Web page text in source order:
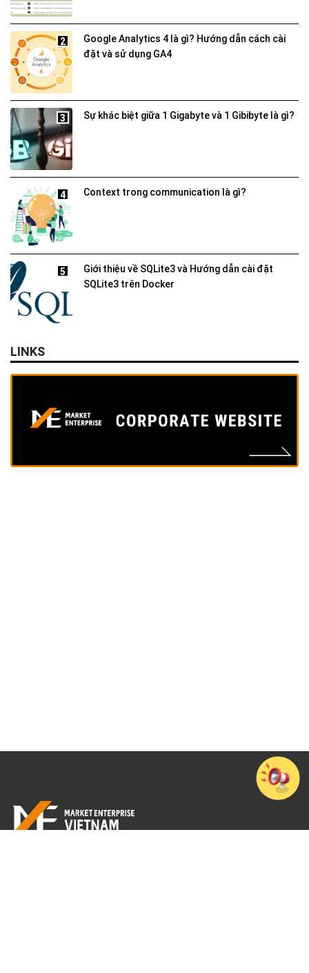
2
Google Analytics 4 là gì? Hướng dẫn cách cài
đặt và sử dụng GA4
3 Sự khác biệt giữa 1 Gigabyte và 1 Gibibyte là gì?
4 Context trong communication là gì?
5
Giới thiệu về SQLite3 và Hướng dẫn cài đặt
SQLite3 trên Docker
LINKS